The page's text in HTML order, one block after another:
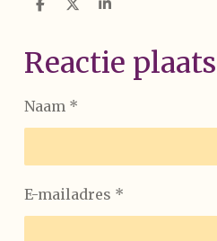
D
e
n
D
S
r
Reactie
Naam *
E-mailadres *